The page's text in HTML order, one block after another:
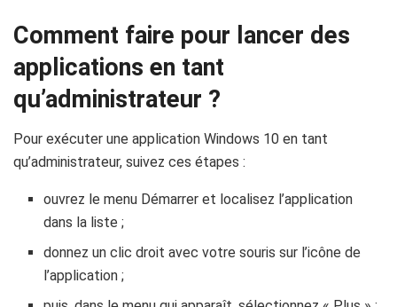
Comment faire pour lancer des
applications en tant
qu’administrateur ?
Pour exécuter une application Windows 10 en tant
qu’administrateur, suivez ces étapes :
ouvrez le menu Démarrer et localisez l’application
dans la liste ;
donnez un clic droit avec votre souris sur l’icône de
l’application ;